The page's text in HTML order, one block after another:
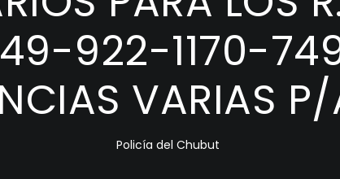
922-1170-
VARIAS
Policía del Chubut